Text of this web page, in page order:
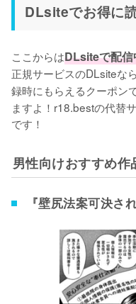
DLsiteでお得に
ここからはDLsiteで配信
正規サービスのDLsiteなら
録時にもらえるクーポン
ますよ！r18.bestの代替
です！
男性向けおすすめ作
『壁尻法案可決さ